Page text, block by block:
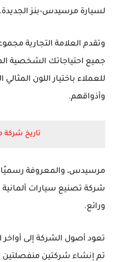
لسيارة مرسيدس-بنز الجديدة.
وتقدم العلامة التجارية
جميع احتياجاتك الشخصية
للعملاء باختيار اللون
وأذواقهم.
تاريخ
مرسيدس، والمعروفة
شركة تصنيع سيارات
ورائع.
تعود أصول الشركة إلى
تم إنشاء شركتين منفصلتين